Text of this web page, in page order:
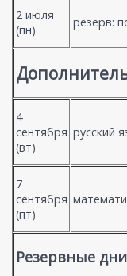
2 июля
(пн)
резерв:
4
сентября
(вт)
русский
7
сентября
(пт)
Резервные дни